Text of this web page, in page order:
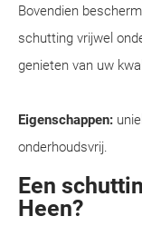
Bovendien
schutting vrijwel
genieten van uw
Eigenschappen:
onderhoudsvrij.
Een
Heen?